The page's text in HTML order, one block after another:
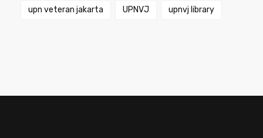
upn veteran jakarta UPNVJ upnvj library